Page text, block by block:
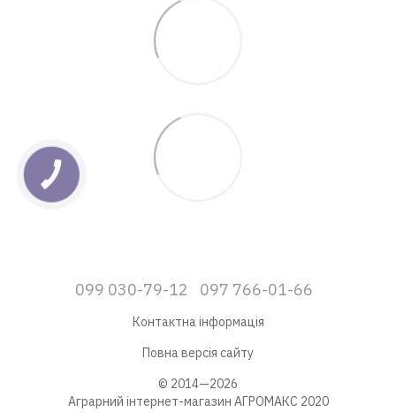
099 030-79-12 097 766-01-66
Контактна інформація
Повна версія сайту
© 2014—2026
Аграрний інтернет-магазин АГРОМАКС 2020
КНОПКА
ЗВ'ЯЗКУ